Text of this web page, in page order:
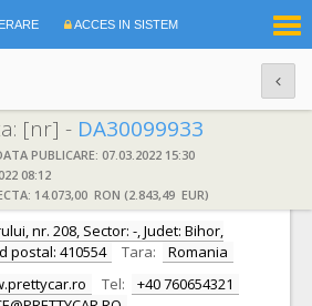
ACCES IN SISTEM
[nr] - DA30099933
PUBLICARE: 07.03.2022 15:30
08:12
14.073,00 RON (2.843,49 EUR)
CAR MOBIL SRL S.R.L. CIF: 6012608
nr. 208, Sector: -, Judet: Bihor,
postal: 410554
Tara:
Romania
Tel:
+40 760654321